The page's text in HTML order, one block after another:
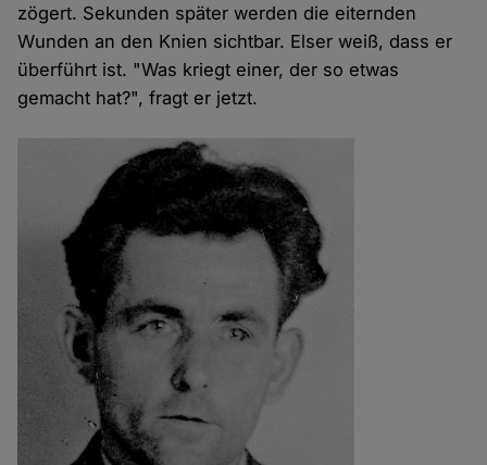
zögert. Sekunden später werden die eiternden
Wunden an den Knien sichtbar. Elser weiß, dass er
überführt ist. "Was kriegt einer, der so etwas
gemacht hat?", fragt er jetzt.